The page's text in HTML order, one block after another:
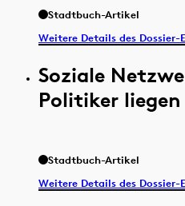
Stadtbuch-Artikel
Weitere Details des Dossier-
Soziale
Politiker
Stadtbuch-Artikel
Weitere Details des Dossier-